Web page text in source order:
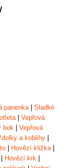
panenka| Sladké
| Vepřová
bok
Vepřová
a koblihy
Hovězí kližka|
Hovězí krk